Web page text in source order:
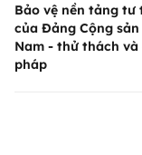
Bảo vệ nền tảng tư
của Đảng Cộng
Nam - thử thách và
pháp